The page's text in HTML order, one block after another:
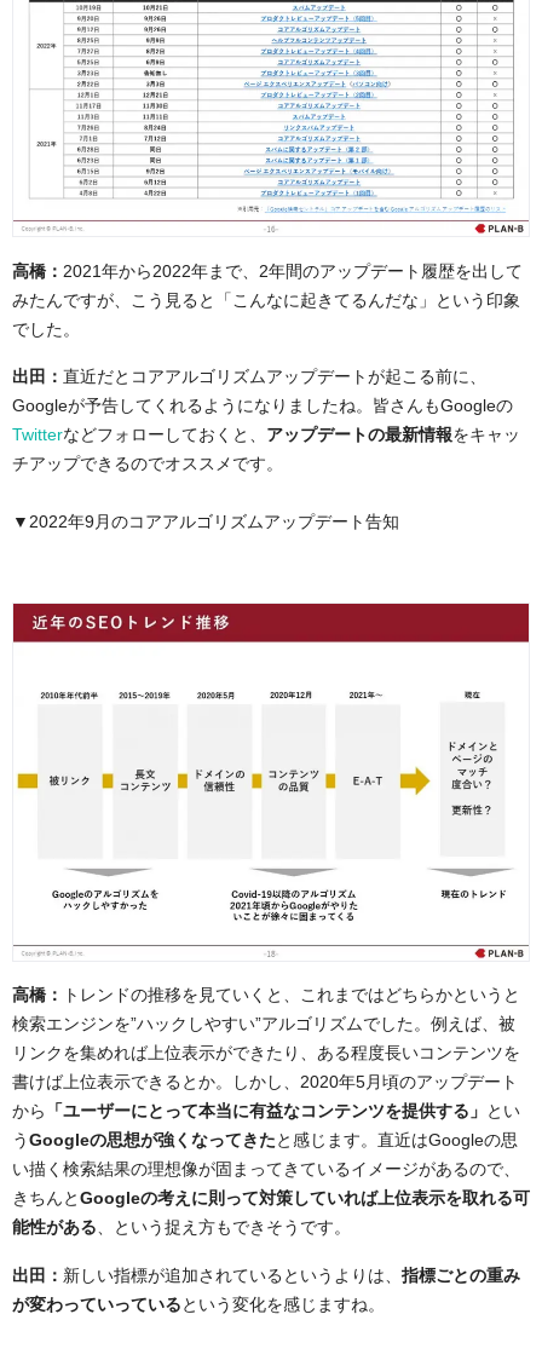
高橋： 2021年から2022年まで、2年間のアップデート履歴を出して
みたんですが、こう見ると「こんなに起きてるんだな」という印象
でした。
出田： 直近だとコアアルゴリズムアップデートが起こる前に、
Googleが予告してくれるようになりましたね。皆さんもGoogleの
Twitterなどフォローしておくと、 アップデートの最新情報をキャッ
チアップできるのでオススメです。
▼2022年9月のコアアルゴリズムアップデート告知
高橋：
トレンドの推移を見ていくと、これまではどちらかというと
検索エンジンを”ハックしやすい”アルゴリズムでした。例えば、被
リンクを集めれば上位表示ができたり、ある程度長いコンテンツを
書けば上位表示できるとか。しかし、2020年5月頃のアップデート
から
「ユーザーにとって本当に有益なコンテンツを提供する」 とい
うGoogleの思想が強くなってきたと感じます。直近はGoogleの思
い描く検索結果の理想像が固まってきているイメージがあるので、
きちんとGoogleの考えに則って対策していれば上位表示を取れる可
能性がある、という捉え方もできそうです。
出田： 新しい指標が追加されているというよりは、 指標ごとの重み
が変わっていっているという変化を感じますね。